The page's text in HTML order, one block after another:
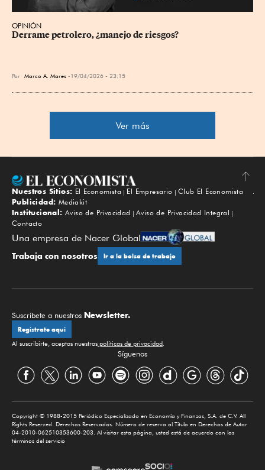
OPINIÓN
Derrame petrolero, ¿manejo de riesgos?
Por Marco A. Mares 19/04/2026 - 23:15
Ver más
Subir
Nuestros Sitios: El Economista El Empresario
Club El Economista
Publicidad: Mediakit
Institucional: Aviso de Privacidad
Aviso de Privacidad Integral
Contacto
Una empresa de Nacer Global
Trabaja con nosotros Ir a la bolsa de trabajo
Suscríbete a nuestros Newsletter.
Regístrate aquí
Al suscribirte, aceptas nuestras políticas de privacidad.
Síguenos
Copyright © 1988-2015 Periódico Especializado en Economía y Finanzas, S.A. de C.V. All
Rights Reserved. Derechos Reservados. Número de reserva al Título en Derechos de Autor
04-2010-062510353600-203. Al visitar esta página, usted está de acuerdo con los
términos del servicio